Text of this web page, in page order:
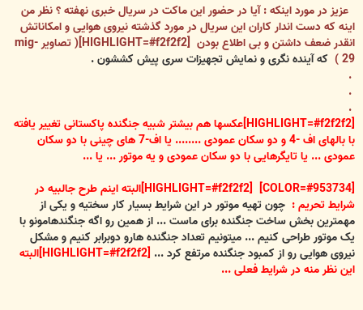
عزیز در مورد اینکه : آیا در حضور این ماکت در سریال خبری نهفته ؟ نظر من
اینه که دست اندار کاران این سریال در مورد گذشته نیروی هوایی و امکاناتش
انقدر ضعف داشتن و بی اطلاع بودن [HIGHLIGHT=#f2f2f2]( تصاویر mig-
29 )
که آینده نگری و نمایش تجهیزات سری پیش کششون .
.
.
.
[HIGHLIGHT=#f2f2f2]عکسها هم بیشتر شبیه جنگنده پاکستانی تغییر یافته
با بالهای اف -4 و دو سکان عمودی ........ یا اف-7 های چینی با دو سکان
عمودی ... یا تایگرهایی با دو سکان عمودی و یه موتور ... یا ...
[COLOR=#953734] [HIGHLIGHT=#f2f2f2]البته اینم طرح جالبیه در
شرایط تحریم : چون تهیه موتور در این شرایط بسیار کار سختیه و یکی از
مهمترین بخش ساخت جنگنده برای ماست ... از همین رو اگه جنگندهامونو با
یک موتور طراحی کنیم ... میتونیم تعداد جنگنده هارو دوبرابر کنیم و مشکل
نیروی هوایی رو از کمبود جنگنده مرتفع کرد ...
[HIGHLIGHT=#f2f2f2]البته
این نظر منه در شرایط فعلی ...